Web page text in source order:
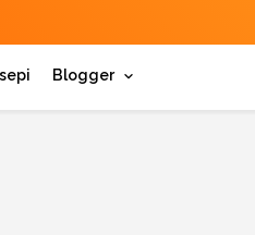
Blogger